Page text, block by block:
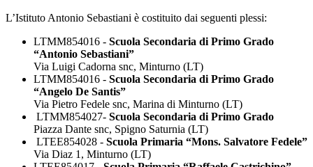
L’Istituto Antonio Sebastiani è costituito dai seguenti plessi:
LTMM854016 - Scuola Secondaria di Primo Grado
“Antonio Sebastiani”
Via Luigi Cadorna snc, Minturno (LT)
LTMM854016 - Scuola Secondaria di Primo Grado
“Angelo De Santis”
Via Pietro Fedele snc, Marina di Minturno (LT)
LTMM854027- Scuola Secondaria di Primo Grado
Piazza Dante snc, Spigno Saturnia (LT)
LTEE854028 - Scuola Primaria “Mons. Salvatore Fedele”
Via Diaz 1, Minturno (LT)